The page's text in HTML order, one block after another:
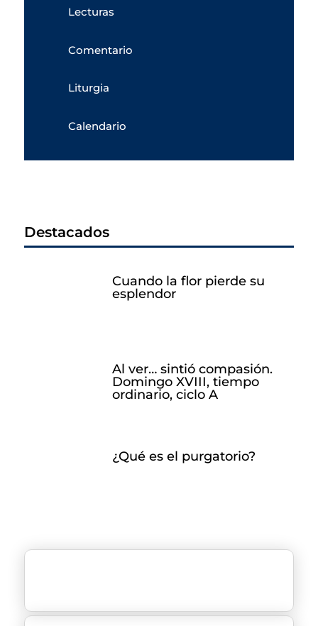
Lecturas
Comentario
Liturgia
Calendario
Destacados
Cuando la flor pierde su
esplendor
Al ver… sintió compasión.
Domingo XVIII, tiempo
ordinario, ciclo A
¿Qué es el purgatorio?